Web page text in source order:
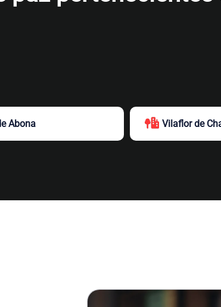
Abona Vilaflor de